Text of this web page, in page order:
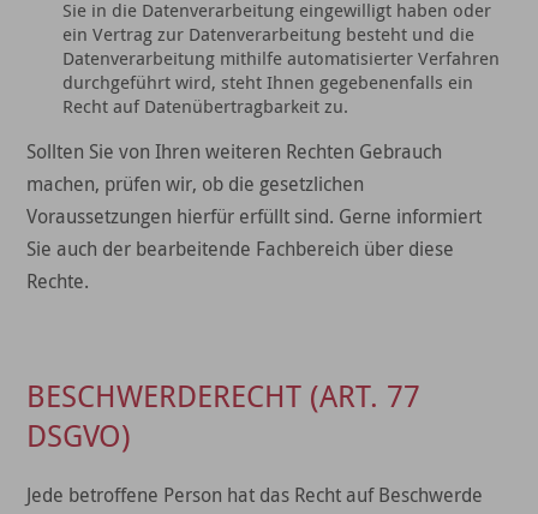
Sie in die Datenverarbeitung eingewilligt haben oder
ein Vertrag zur Datenverarbeitung besteht und die
Datenverarbeitung mithilfe automatisierter Verfahren
durchgeführt wird, steht Ihnen gegebenenfalls ein
Recht auf Datenübertragbarkeit zu.
Sollten Sie von Ihren weiteren Rechten Gebrauch
machen, prüfen wir, ob die gesetzlichen
Voraussetzungen hierfür erfüllt sind. Gerne informiert
Sie auch der bearbeitende Fachbereich über diese
Rechte.
BESCHWERDERECHT (ART. 77
DSGVO)
Jede betroffene Person hat das Recht auf Beschwerde